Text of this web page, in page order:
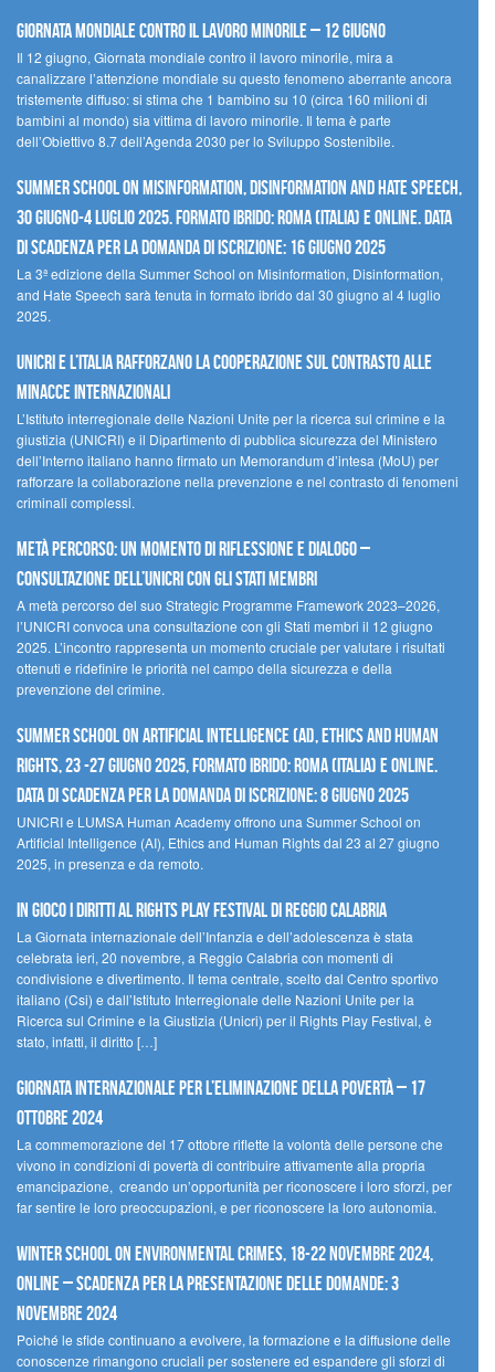
Giornata mondiale contro il lavoro minorile – 12 giugno
Il 12 giugno, Giornata mondiale contro il lavoro minorile, mira a
canalizzare l’attenzione mondiale su questo fenomeno aberrante ancora
tristemente diffuso: si stima che 1 bambino su 10 (circa 160 milioni di
bambini al mondo) sia vittima di lavoro minorile. Il tema è parte
dell’Obiettivo 8.7 dell’Agenda 2030 per lo Sviluppo Sostenibile.
Summer School on Misinformation, Disinformation and Hate Speech,
30 giugno-4 luglio 2025. Formato ibrido: Roma (Italia) e online. Data
di scadenza per la domanda di iscrizione: 16 giugno 2025
La 3ª edizione della Summer School on Misinformation, Disinformation,
and Hate Speech sarà tenuta in formato ibrido dal 30 giugno al 4 luglio
2025.
UNICRI e l’Italia rafforzano la cooperazione sul contrasto alle
minacce internazionali
L’Istituto interregionale delle Nazioni Unite per la ricerca sul crimine e la
giustizia (UNICRI) e il Dipartimento di pubblica sicurezza del Ministero
dell’Interno italiano hanno firmato un Memorandum d’intesa (MoU) per
rafforzare la collaborazione nella prevenzione e nel contrasto di fenomeni
criminali complessi.
Metà percorso: un momento di riflessione e dialogo –
Consultazione dell’UNICRI con gli Stati membri
A metà percorso del suo Strategic Programme Framework 2023–2026,
l’UNICRI convoca una consultazione con gli Stati membri il 12 giugno
2025. L’incontro rappresenta un momento cruciale per valutare i risultati
ottenuti e ridefinire le priorità nel campo della sicurezza e della
prevenzione del crimine.
Summer School on Artificial Intelligence (AI), Ethics and Human
Rights, 23 -27 giugno 2025, Formato Ibrido: Roma (Italia) e online.
Data di scadenza per la domanda di iscrizione: 8 giugno 2025
UNICRI e LUMSA Human Academy offrono una Summer School on
Artificial Intelligence (AI), Ethics and Human Rights dal 23 al 27 giugno
2025, in presenza e da remoto.
In gioco i diritti al Rights Play Festival di Reggio Calabria
La Giornata internazionale dell’Infanzia e dell’adolescenza è stata
celebrata ieri, 20 novembre, a Reggio Calabria con momenti di
condivisione e divertimento. Il tema centrale, scelto dal Centro sportivo
italiano (Csi) e dall’Istituto Interregionale delle Nazioni Unite per la
Ricerca sul Crimine e la Giustizia (Unicri) per il Rights Play Festival, è
stato, infatti, il diritto […]
Giornata internazionale per l’eliminazione della povertà – 17
ottobre 2024
La commemorazione del 17 ottobre riflette la volontà delle persone che
vivono in condizioni di povertà di contribuire attivamente alla propria
emancipazione, creando un’opportunità per riconoscere i loro sforzi, per
far sentire le loro preoccupazioni, e per riconoscere la loro autonomia.
Winter School on Environmental Crimes, 18-22 novembre 2024,
Online – Scadenza per la presentazione delle domande: 3
novembre 2024
Poiché le sfide continuano a evolvere, la formazione e la diffusione delle
conoscenze rimangono cruciali per sostenere ed espandere gli sforzi di